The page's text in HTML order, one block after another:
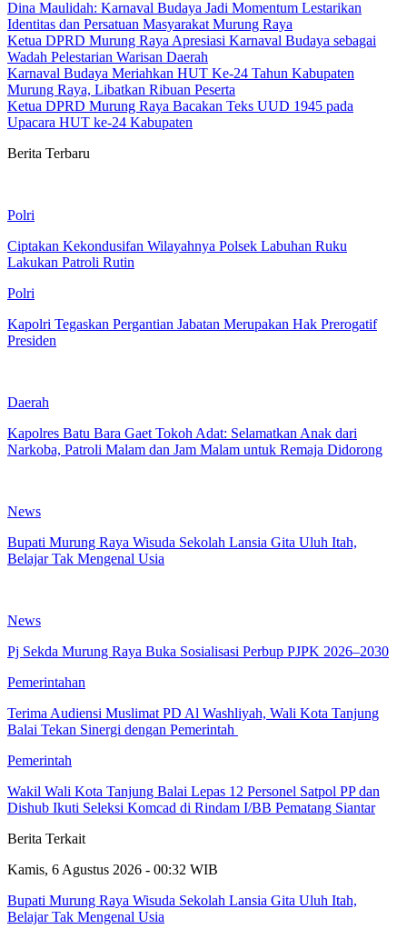
Dina Maulidah: Karnaval Budaya Jadi Momentum Lestarikan
Identitas dan Persatuan Masyarakat Murung Raya
Ketua DPRD Murung Raya Apresiasi Karnaval Budaya sebagai
Wadah Pelestarian Warisan Daerah
Karnaval Budaya Meriahkan HUT Ke-24 Tahun Kabupaten
Murung Raya, Libatkan Ribuan Peserta
Ketua DPRD Murung Raya Bacakan Teks UUD 1945 pada
Upacara HUT ke-24 Kabupaten
Berita Terbaru
Polri
Ciptakan Kekondusifan Wilayahnya Polsek Labuhan Ruku
Lakukan Patroli Rutin
Polri
Kapolri Tegaskan Pergantian Jabatan Merupakan Hak Prerogatif
Presiden
Daerah
Kapolres Batu Bara Gaet Tokoh Adat: Selamatkan Anak dari
Narkoba, Patroli Malam dan Jam Malam untuk Remaja Didorong
News
Bupati Murung Raya Wisuda Sekolah Lansia Gita Uluh Itah,
Belajar Tak Mengenal Usia
News
Pj Sekda Murung Raya Buka Sosialisasi Perbup PJPK 2026–2030
Pemerintahan
Terima Audiensi Muslimat PD Al Washliyah, Wali Kota Tanjung
Balai Tekan Sinergi dengan Pemerintah
Pemerintah
Wakil Wali Kota Tanjung Balai Lepas 12 Personel Satpol PP dan
Dishub Ikuti Seleksi Komcad di Rindam I/BB Pematang Siantar
Berita Terkait
Kamis, 6 Agustus 2026 - 00:32 WIB
Bupati Murung Raya Wisuda Sekolah Lansia Gita Uluh Itah,
Belajar Tak Mengenal Usia